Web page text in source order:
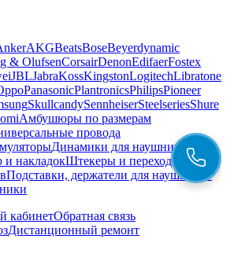
AKGBeatsBoseBeyerdynamic
& OlufsenCorsairDenonEdifaerFostex
JBLJabraKossKingstonLogitechLibratone
PanasonicPlantronicsPhilipsPioneer
SkullcandySennheiserSteelseriesShure
Амбушюры по размерам
провода
Динамики для наушников
накладокШтекеры и переходники
Подставки, держатели для наушников
кабинетОбратная связь
Дистанционный ремонт